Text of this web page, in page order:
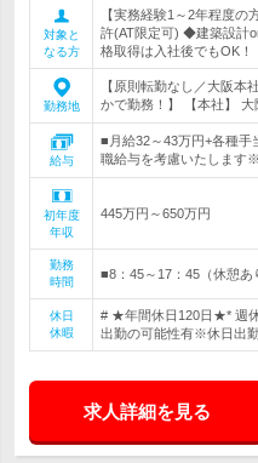
対象と
なる方
【実務経験1～2年程度
許(AT限定可) ◆建築設計
格取得は入社後でもOK！
勤務地
【原則転勤なし／大阪本
かで勤務！】 【本社】 大
給与
■月給32～43万円+各種
職給与を考慮いたします
初年度
年収
445万円～650万円
勤務
時間
■8：45～17：45（休憩あ
休日
休暇
# ★年間休日120日★* 週
出勤の可能性有※休日出
求人詳細を見る